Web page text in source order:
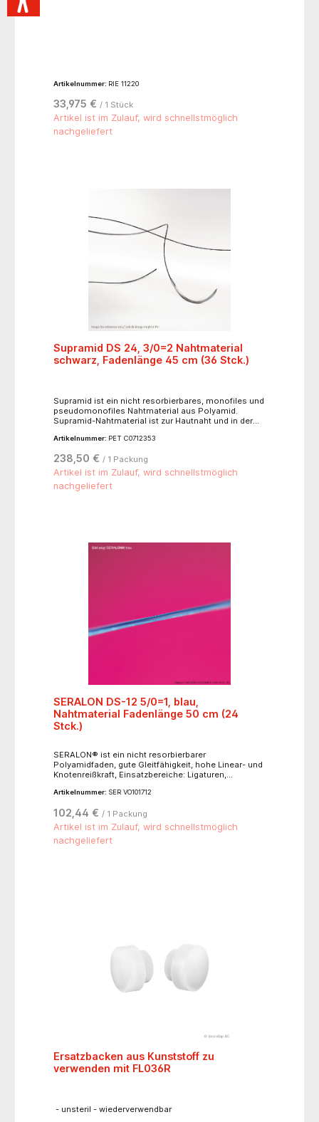
Artikelnummer: RIE 11220
33,975 € / 1 Stück
Artikel ist im Zulauf, wird schnellstmöglich
nachgeliefert
Supramid DS 24, 3/0=2 Nahtmaterial
schwarz, Fadenlänge 45 cm (36 Stck.)
Supramid ist ein nicht resorbierbares, monofiles und
pseudomonofiles Nahtmaterial aus Polyamid.
Supramid-Nahtmaterial ist zur Hautnaht und in der
auch bei dentalen Indikationen gute Anwendung.
Gewebe, geringes Gewebetrauma, angenehme
Handhabung aufgrund des Fadenaufbaus, Nadeltyp:
3/8 Kreis schneidende Nadel 24 mm.
Artikelnummer: PET C0712353
238,50 € / 1 Packung
Artikel ist im Zulauf, wird schnellstmöglich
nachgeliefert
SERALON DS-12 5/0=1, blau,
Nahtmaterial Fadenlänge 50 cm (24
Stck.)
SERALON® ist ein nicht resorbierbarer
Polyamidfaden, gute Gleitfähigkeit, hohe Linear- und
Knotenreißkraft, Einsatzbereiche: Ligaturen,
Neurochirurgie. Nadeltyp: 3/8 kreisförmig,
Artikelnummer: SER VO101712
102,44 € / 1 Packung
Artikel ist im Zulauf, wird schnellstmöglich
nachgeliefert
Ersatzbacken aus Kunststoff zu
verwenden mit FL036R
- unsteril - wiederverwendbar